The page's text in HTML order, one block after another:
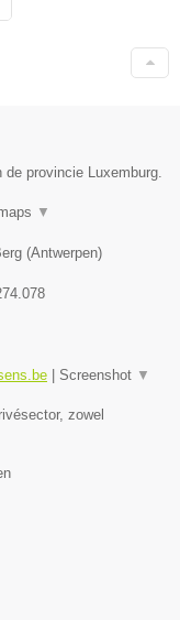
provincie Luxemburg.
▼
(Antwerpen)
Screenshot ▼
zowel